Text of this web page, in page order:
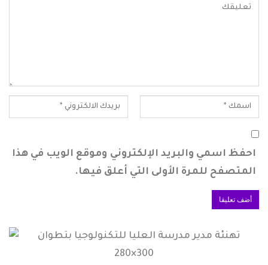
احفظ اسمي والبريد الإلكتروني وموقع الويب في هذا
المتصفح للمرة الأولى التي أعلق فيها.